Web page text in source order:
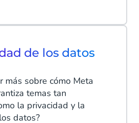
de los datos
más sobre cómo Meta
temas tan
la privacidad y la
datos?